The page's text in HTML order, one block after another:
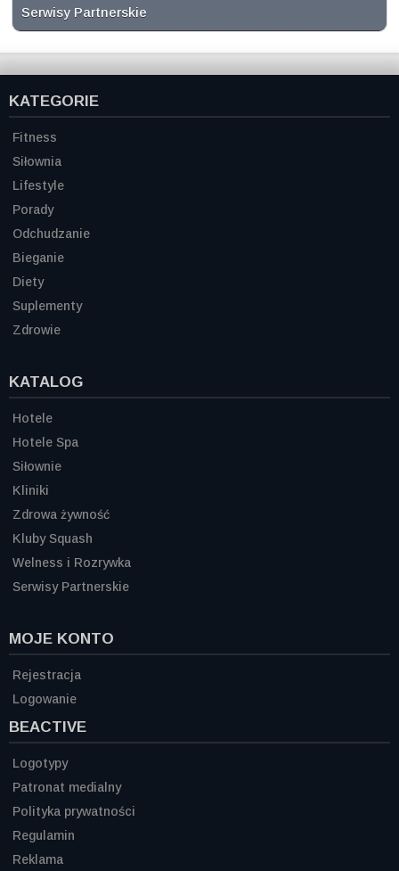
Serwisy Partnerskie
KATEGORIE
Fitness
Siłownia
Lifestyle
Porady
Odchudzanie
Bieganie
Diety
Suplementy
Zdrowie
KATALOG
Hotele
Hotele Spa
Siłownie
Kliniki
Zdrowa żywność
Kluby Squash
Welness i Rozrywka
Serwisy Partnerskie
MOJE KONTO
Rejestracja
Logowanie
BEACTIVE
Logotypy
Patronat medialny
Polityka prywatności
Regulamin
Reklama